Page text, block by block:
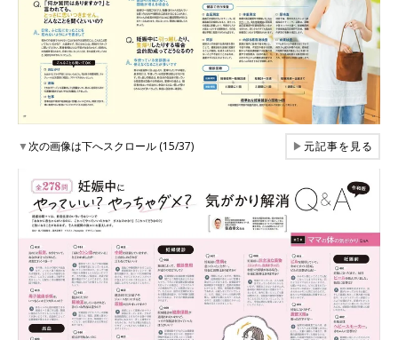
▼次の画像は下へスクロール (15/37) ▶元記事を見る